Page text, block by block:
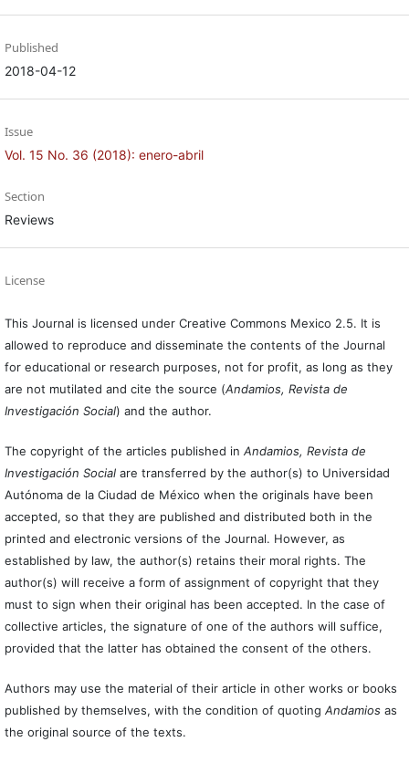
Published
2018-04-12
Issue
Vol. 15 No. 36 (2018): enero-abril
Section
Reviews
License
This Journal is licensed under Creative Commons Mexico 2.5. It is
allowed to reproduce and disseminate the contents of the Journal
for educational or research purposes, not for profit, as long as they
are not mutilated and cite the source (Andamios, Revista de
Investigación Social) and the author.
The copyright of the articles published in Andamios, Revista de
Investigación Socialare transferred by the author(s) to Universidad
Autónoma de la Ciudad de México when the originals have been
accepted, so that they are published and distributed both in the
printed and electronic versions of the Journal. However, as
established by law, the author(s) retains their moral rights. The
author(s) will receive a form of assignment of copyright that they
must to sign when their original has been accepted. In the case of
collective articles, the signature of one of the authors will suffice,
provided that the latter has obtained the consent of the others.
Authors may use the material of their article in other works or books
published by themselves, with the condition of quoting Andamiosas
the original source of the texts.